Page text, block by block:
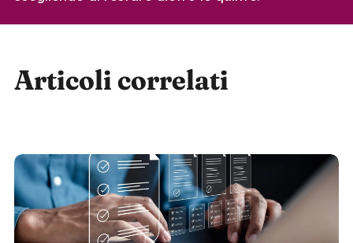
Articoli correlati